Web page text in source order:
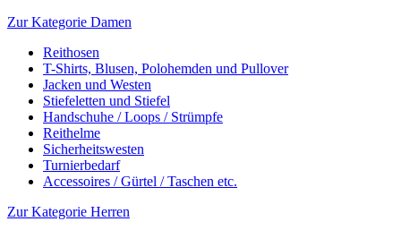
Zur Kategorie Damen
Reithosen
T-Shirts, Blusen, Polohemden und Pullover
Jacken und Westen
Stiefeletten und Stiefel
Handschuhe / Loops / Strümpfe
Reithelme
Sicherheitswesten
Turnierbedarf
Accessoires / Gürtel / Taschen etc.
Zur Kategorie Herren